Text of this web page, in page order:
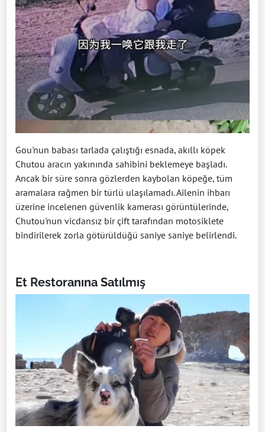
Gou'nun babası tarlada çalıştığı esnada, akıllı köpek
Chutou aracın yakınında sahibini beklemeye başladı.
Ancak bir süre sonra gözlerden kaybolan köpeğe, tüm
aramalara rağmen bir türlü ulaşılamadı. Ailenin ihbarı
üzerine incelenen güvenlik kamerası görüntülerinde,
Chutou'nun vicdansız bir çift tarafından motosiklete
bindirilerek zorla götürüldüğü saniye saniye belirlendi.
Et Restoranına Satılmış